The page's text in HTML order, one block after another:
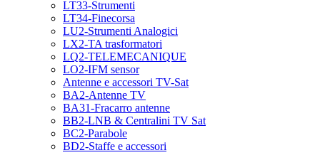
LT33-Strumenti
LT34-Finecorsa
LU2-Strumenti Analogici
LX2-TA trasformatori
LQ2-TELEMECANIQUE
LO2-IFM sensor
Antenne e accessori TV-Sat
BA2-Antenne TV
BA31-Fracarro antenne
BB2-LNB & Centralini TV Sat
BC2-Parabole
BD2-Staffe e accessori